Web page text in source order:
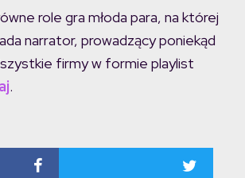
role gra młoda para, na której
narrator, prowadzący poniekąd
firmy w formie playlist
.